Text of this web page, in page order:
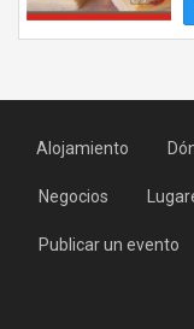
Alojamiento
Negocios
Publicar un evento